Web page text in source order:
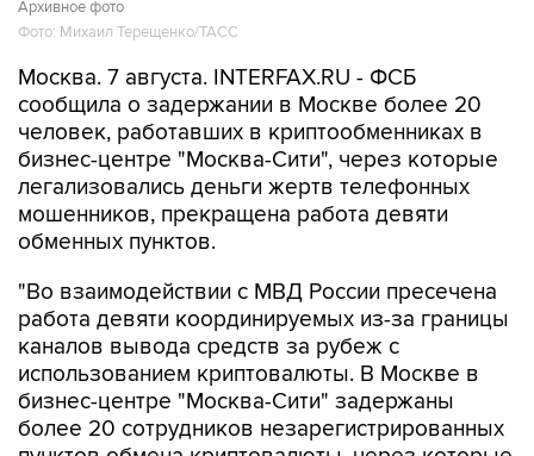
Архивное фото
Фото: Михаил Терещенко/ТАСС
Москва. 7 августа. INTERFAX.RU - ФСБ
сообщила о задержании в Москве более 20
человек, работавших в криптообменниках в
бизнес-центре "Москва-Сити", через которые
легализовались деньги жертв телефонных
мошенников, прекращена работа девяти
обменных пунктов.
"Во взаимодействии с МВД России пресечена
работа девяти координируемых из-за границы
каналов вывода средств за рубеж с
использованием криптовалюты. В Москве в
бизнес-центре "Москва-Сити" задержаны
более 20 сотрудников незарегистрированных